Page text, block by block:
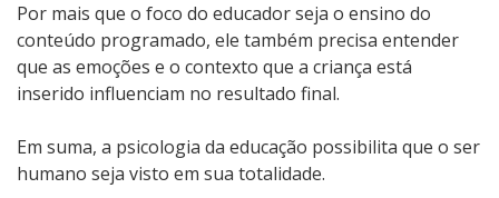
Por mais que o foco do educador seja o ensino do
conteúdo programado, ele também precisa entender
que as emoções e o contexto que a criança está
inserido influenciam no resultado final.
Em suma, a psicologia da educação possibilita que o ser
humano seja visto em sua totalidade.